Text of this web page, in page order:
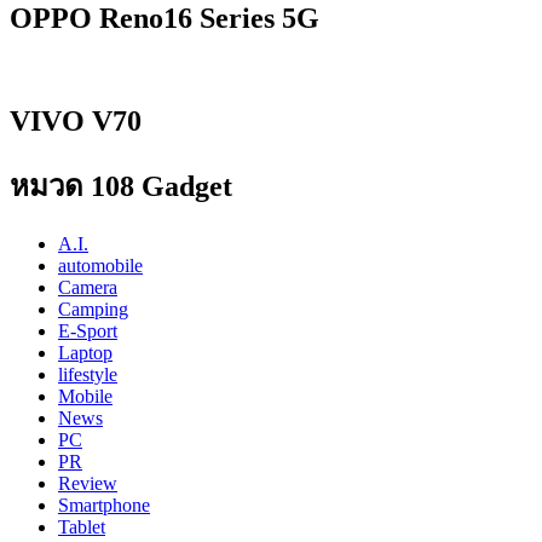
OPPO Reno16 Series 5G
VIVO V70
หมวด 108 Gadget
A.I.
automobile
Camera
Camping
E-Sport
Laptop
lifestyle
Mobile
News
PC
PR
Review
Smartphone
Tablet